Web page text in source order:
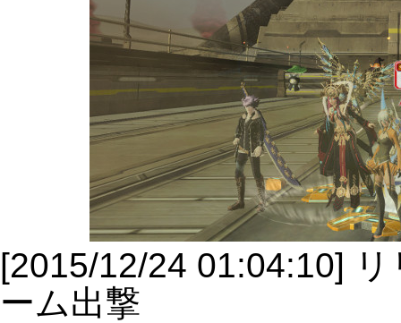
[2015/12/24 01:04:10]
ーム出撃